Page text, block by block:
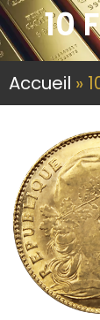
10
Accueil »